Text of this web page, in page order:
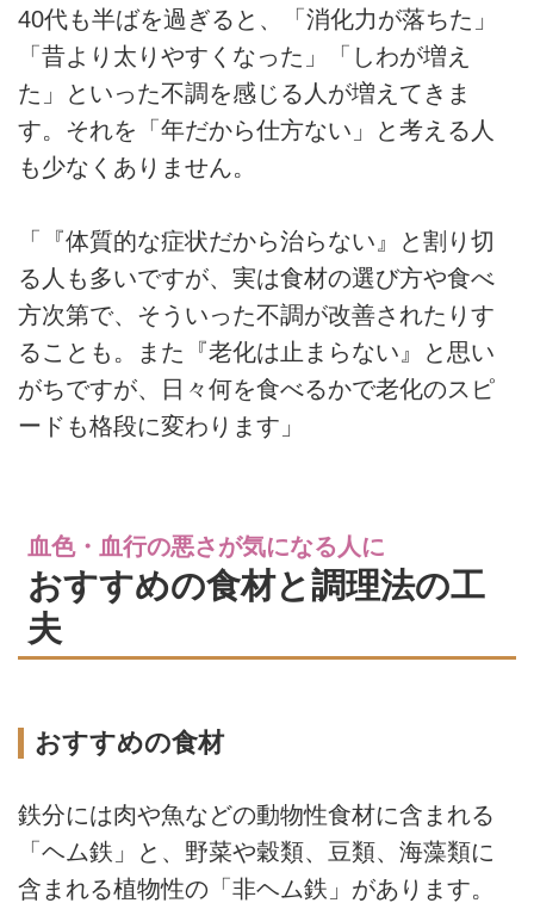
40代も半ばを過ぎると、「消化力が落ちた」
「昔より太りやすくなった」「しわが増え
た」といった不調を感じる人が増えてきま
す。それを「年だから仕方ない」と考える人
も少なくありません。
「『体質的な症状だから治らない』と割り切
る人も多いですが、実は食材の選び方や食べ
方次第で、そういった不調が改善されたりす
ることも。また『老化は止まらない』と思い
がちですが、日々何を食べるかで老化のスピ
ードも格段に変わります」
血色・血行の悪さが気になる人に
おすすめの食材と調理法の工
夫
おすすめの食材
鉄分には肉や魚などの動物性食材に含まれる
「ヘム鉄」と、野菜や穀類、豆類、海藻類に
含まれる植物性の「非ヘム鉄」があります。